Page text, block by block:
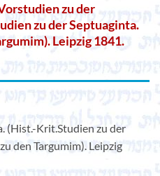
zu der
zu der Septuaginta.
Leipzig 1841.
(Hist.-Krit.Studien zu der
den Targumim). Leipzig